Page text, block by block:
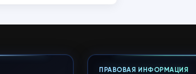
ПРАВОВАЯ ИНФОРМАЦИЯ